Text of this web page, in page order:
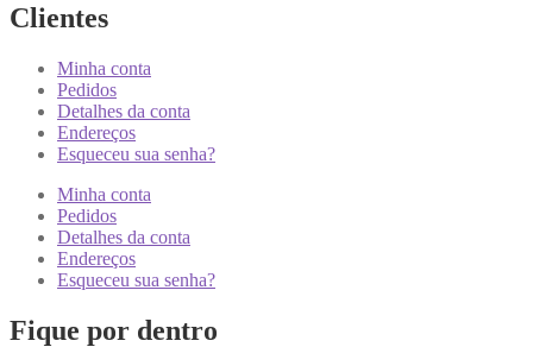
Clientes
Minha conta
Pedidos
Detalhes da conta
Endereços
Esqueceu sua senha?
Minha conta
Pedidos
Detalhes da conta
Endereços
Esqueceu sua senha?
Fique por dentro